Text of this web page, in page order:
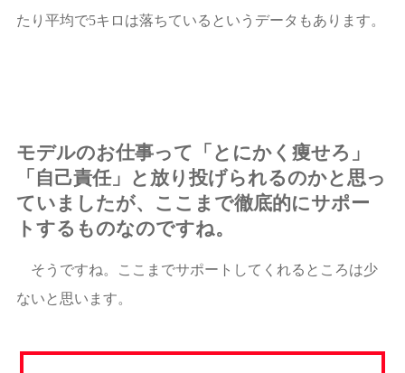
たり平均で5キロは落ちているというデータもあります。
モデルのお仕事って「とにかく痩せろ」
「自己責任」と放り投げられるのかと思っ
ていましたが、ここまで徹底的にサポー
トするものなのですね。
そうですね。ここまでサポートしてくれるところは少
ないと思います。